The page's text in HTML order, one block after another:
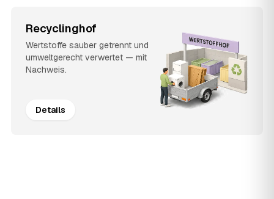
Recyclinghof
Wertstoffe sauber getrennt und
umweltgerecht verwertet — mit
Nachweis.
Details